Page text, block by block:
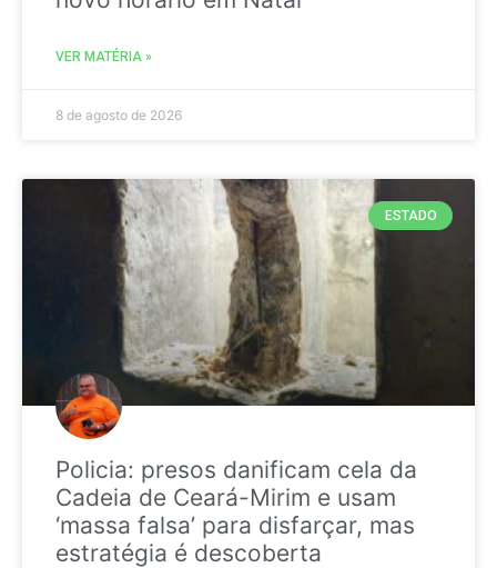
VER MATÉRIA »
8 de agosto de 2026
ESTADO
Policia: presos danificam cela da
Cadeia de Ceará-Mirim e usam
‘massa falsa’ para disfarçar, mas
estratégia é descoberta